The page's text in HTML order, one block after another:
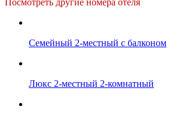
Посмотреть другие номера отеля
Семейный 2-местный с балконом
Люкс 2-местный 2-комнатный